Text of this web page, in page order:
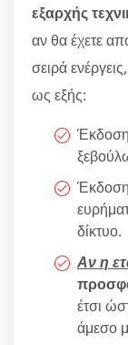
εξαρχής
αν θα έχετε
σειρά
ως εξής:
Έκδοση
Έκδοση
δίκτυο.
Αν η
έτσι
άμεσο